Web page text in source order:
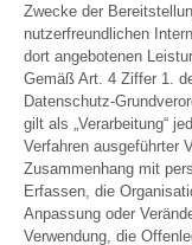
Zwecke der
nutzerfreundlichen
dort angebotenen
Gemäß Art. 4 Ziffer 1.
Datenschutz-
gilt als „Verarbeitung“
Verfahren ausgeführter
Zusammenhang mit
Erfassen, die
Anpassung oder
Verwendung, die